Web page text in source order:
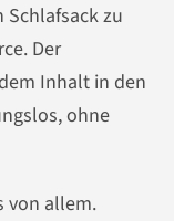
zu
Der
Inhalt in den
ohne
von allem.